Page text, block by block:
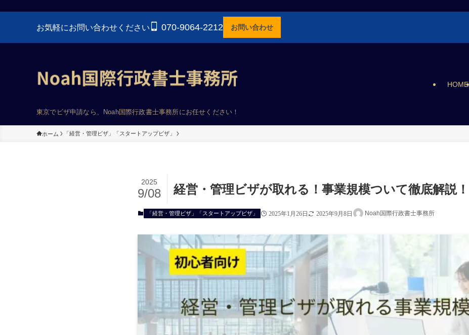
お気軽にお問い合わせください 070-9064-2212 お問い合わせ
東京でビザ申請なら、Noah国際行政書士事務所にお任せください！
HOME
ホーム 「経営・管理ビザ」「スタートアップビザ」
経営・管理ビザが取れる！事業規模ついて徹底解説！
2025
9/08
「経営・管理ビザ」「スタートアップビザ」 2025年1月26日 2025年9月8日 Noah国際行政書士事務所